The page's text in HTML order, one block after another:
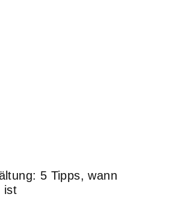
5 Tipps, wann
ist